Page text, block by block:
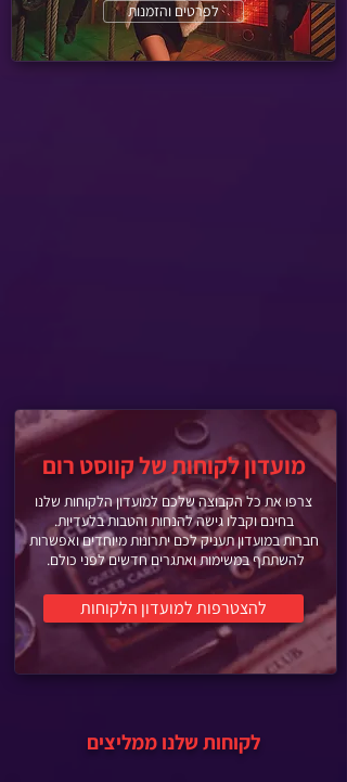
לפרטים והזמנות
מועדון לקוחות של קווסט רום
צרפו את כל הקבוצה שלכם למועדון הלקוחות שלנו
בחינם וקבלו גישה להנחות והטבות בלעדיות.
חברות במועדון תעניק לכם יתרונות מיוחדים ואפשרות
להשתתף במשימות ואתגרים חדשים לפני כולם.
להצטרפות למועדון הלקוחות
לקוחות שלנו ממליצים